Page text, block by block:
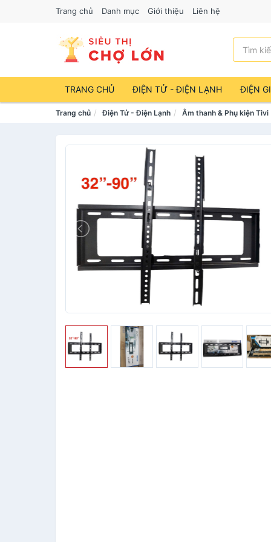
Trang chủ Danh mục Giới thiệu Liên hệ
TRANG CHỦ ĐIỆN TỬ - ĐIỆN LẠNH ĐIỆN
Trang chủ Điện Tử - Điện Lạnh Âm thanh & Phụ kiện Tivi